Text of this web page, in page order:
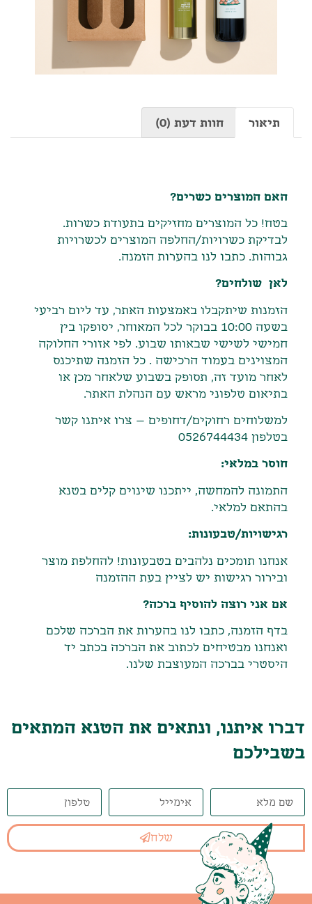
תיאור חוות דעת (0)
האם המוצרים כשרים?
בטח! כל המוצרים מחזיקים בתעודת כשרות.
לבדיקת כשרויות/החלפה המוצרים לכשרויות
גבוהות. כתבו לנו בהערות הזמנה.
לאן שולחים?
הזמנות שיתקבלו באמצעות האתר, עד ליום רביעי
בשעה
בבוקר לכל המאוחר, יסופקו בין
חמישי לשישי שבאותו שבוע. לפי אזורי החלוקה
המצוינים בעמוד הרכישה . כל הזמנה שתיכנס
לאחר מועד זה, תסופק בשבוע שלאחר מכן או
בתיאום טלפוני מראש עם הנהלת האתר.
למשלוחים רחוקים/דחופים – צרו איתנו קשר
בטלפון 0526744434
חוסר במלאי:
התמונה להמחשה, ייתכנו שינוים קלים בטנא
בהתאם למלאי.
רגישויות/טבעונות:
אנחנו תומכים נלהבים בטבעונות! להחלפת מוצר
ובירור רגישות יש לציין בעת ההזמנה
אם אני רוצה להוסיף ברכה?
בדף הזמנה, כתבו לנו בהערות את הברכה שלכם
ואנחנו מבטיחים לכתוב את הברכה בכתב יד
היסטרי בברכה המעוצבת שלנו.
דברו איתנו, ונתאים את הטנא המתאים
בשבילכם
שלח